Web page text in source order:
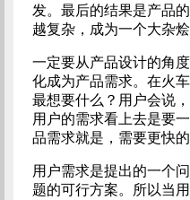
发。最后的结果是产品
越复杂，成为一个大杂烩
一定要从产品设计的角
化成为产品需求。在火
最想要什么？用户会说
用户的需求看上去是要
品需求就是，需要更快的
用户需求是提出的一个
题的可行方案。所以当